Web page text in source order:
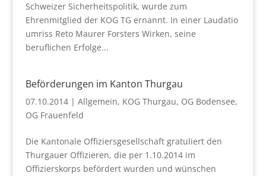
Schweizer Sicherheitspolitik, wurde zum
Ehrenmitglied der KOG TG ernannt. In einer Laudatio
umriss Reto Maurer Forsters Wirken, seine
beruflichen Erfolge...
Beförderungen im Kanton Thurgau
07.10.2014| Allgemein, KOG Thurgau, OG Bodensee,
OG Frauenfeld
Die Kantonale Offiziersgesellschaft gratuliert den
Thurgauer Offizieren, die per 1.10.2014 im
Offizierskorps befördert wurden und wünschen